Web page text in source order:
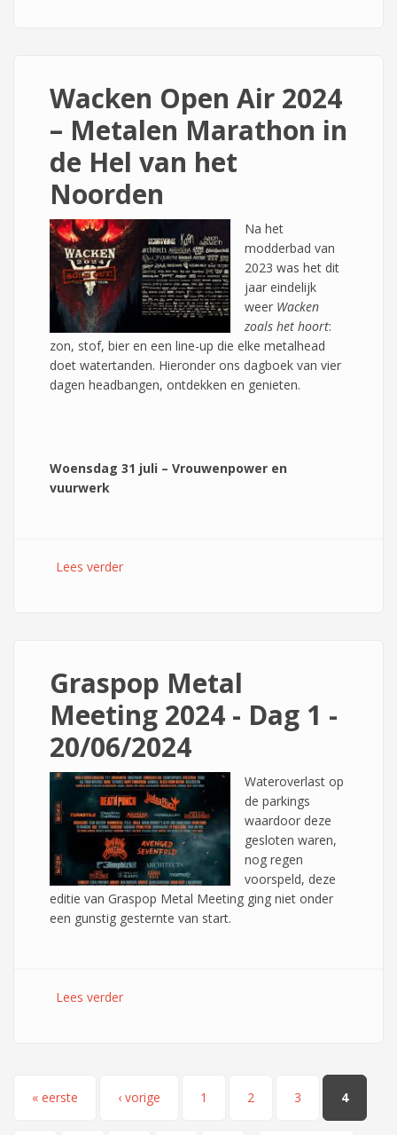
Wacken Open Air 2024
– Metalen Marathon in
de Hel van het
Noorden
Na het
modderbad van
2023 was het dit
jaar eindelijk
weer Wacken
zoals het hoort:
zon, stof, bier en een line-up die elke metalhead
doet watertanden. Hieronder ons dagboek van vier
dagen headbangen, ontdekken en genieten.
Woensdag 31 juli – Vrouwenpower en
vuurwerk
Lees verder
Graspop Metal
Meeting 2024 - Dag 1 -
20/06/2024
Wateroverlast op
de parkings
waardoor deze
gesloten waren,
nog regen
voorspeld, deze
editie van Graspop Metal Meeting ging niet onder
een gunstig gesternte van start.
Lees verder
Pagina's
« eerste ‹ vorige 1 2 3 4